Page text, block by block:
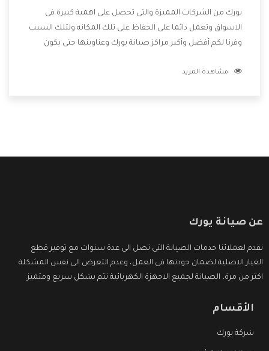
يورك من الشركات المميزة والتى تحصل على اهمية كبيرة فى
الاسواق وتعمل دائما على الحفاظ على تلك المكانه ولتلك السبب
وفرنا لكم أفضل وأكبر مراكز صيانة يورك وعناوينها حتى يكون
دون اى ازعاج كما أننا نهتم بكل ما يحتاجه المستهلك لكى نحافظ
مشاهدة المزيد
عن صيانة يورك
نقدم لعملائنا خدمات الصيانة التى تصل الى عدة سنوات مع توفير قطع
الغيار الاصلية لضمان جودتها فى العمل، وعدم التعرض الى نفس المشكلة
اكثر من مرة، الصيانة لجميع الاجهزة الكهربائية تتم بشكل سريع ومتميز.
الأقسام
شركة يورك